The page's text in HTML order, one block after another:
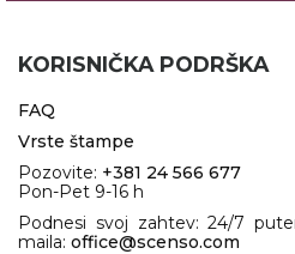
KORISNIČKA PODRŠKA
FAQ
Vrste štampe
Pozovite: +381 24 566 677
Pon-Pet 9-16 h
Podnesi svoj zahtev: 24/7
maila: office@scenso.com